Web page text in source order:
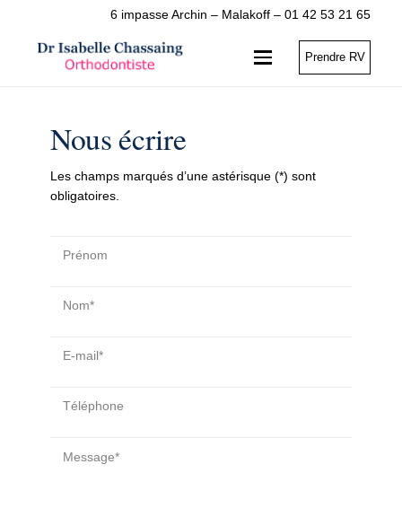
6 impasse Archin – Malakoff – 01 42 53 21 65
Prendre RV
Nous écrire
Les champs marqués d’une astérisque (*) sont
obligatoires.